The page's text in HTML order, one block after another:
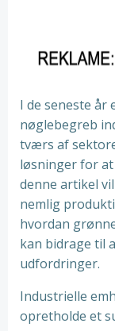
I de seneste
nøglebegreb
tværs af
løsninger for
denne artikel
nemlig
hvordan
kan bidrage til
udfordringer.
Industrielle
opretholde et